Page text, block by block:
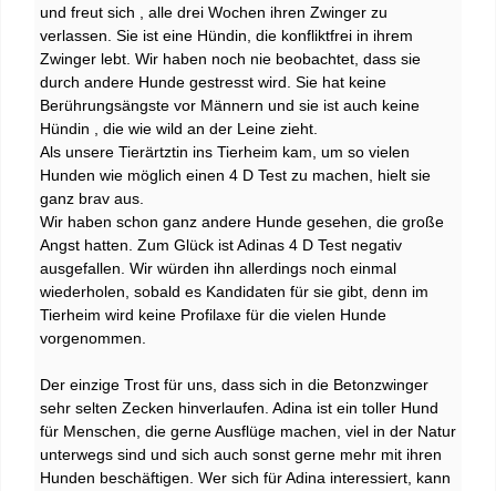
und freut sich , alle drei Wochen ihren Zwinger zu
verlassen. Sie ist eine Hündin, die konfliktfrei in ihrem
Zwinger lebt. Wir haben noch nie beobachtet, dass sie
durch andere Hunde gestresst wird. Sie hat keine
Berührungsängste vor Männern und sie ist auch keine
Hündin , die wie wild an der Leine zieht.
Als unsere Tierärtztin ins Tierheim kam, um so vielen
Hunden wie möglich einen 4 D Test zu machen, hielt sie
ganz brav aus.
Wir haben schon ganz andere Hunde gesehen, die große
Angst hatten. Zum Glück ist Adinas 4 D Test negativ
ausgefallen. Wir würden ihn allerdings noch einmal
wiederholen, sobald es Kandidaten für sie gibt, denn im
Tierheim wird keine Profilaxe für die vielen Hunde
vorgenommen.
Der einzige Trost für uns, dass sich in die Betonzwinger
sehr selten Zecken hinverlaufen. Adina ist ein toller Hund
für Menschen, die gerne Ausflüge machen, viel in der Natur
unterwegs sind und sich auch sonst gerne mehr mit ihren
Hunden beschäftigen. Wer sich für Adina interessiert, kann